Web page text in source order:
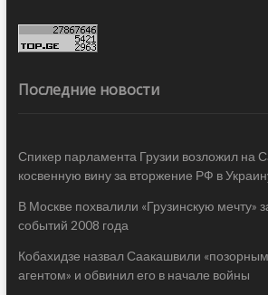
Последние новости
Спикер парламента Грузии возложил на
косвенную вину за вторжение РФ в
В Москве похвалили «Грузинскую мечту»
событий 2008 года
Кобахидзе назвал Саакашвили
агентом» и обвинил его в начале войны